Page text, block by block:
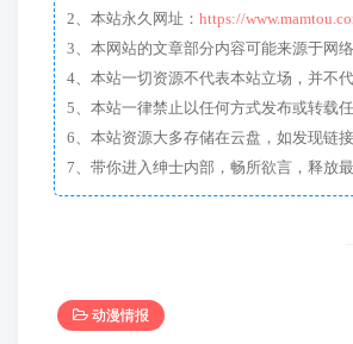
2、本站永久网址： https://
3、本网站的文章部分内容可能来源于网
4、本站一切资源不代表本站立场，并不
5、本站一律禁止以任何方式发布或转载
6、本站资源大多存储在云盘，如发现链
动漫情报